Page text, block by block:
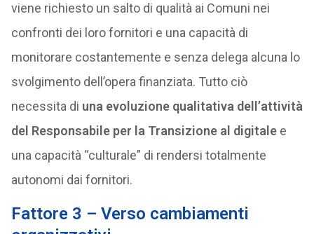
viene richiesto un salto di qualità ai Comuni nei
confronti dei loro fornitori e una capacità di
monitorare costantemente e senza delega alcuna lo
svolgimento dell’opera finanziata. Tutto ciò
necessita di una evoluzione qualitativa dell’attività
del Responsabile per la Transizione al digitalee
una capacità “culturale” di rendersi totalmente
autonomi dai fornitori.
Fattore 3 – Verso cambiamenti